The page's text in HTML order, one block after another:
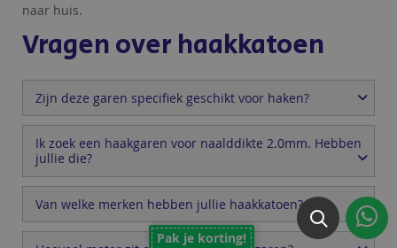
naar huis.
Vragen over haakkatoen
Zijn deze garen specifiek geschikt voor haken?
Ik zoek een haakgaren voor naalddikte 2.0mm. Hebben
jullie die?
Van welke merken hebben jullie haakkatoen?
Pak je korting!